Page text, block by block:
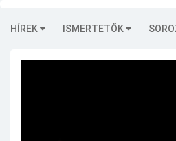
HÍREK ISMERTETŐK